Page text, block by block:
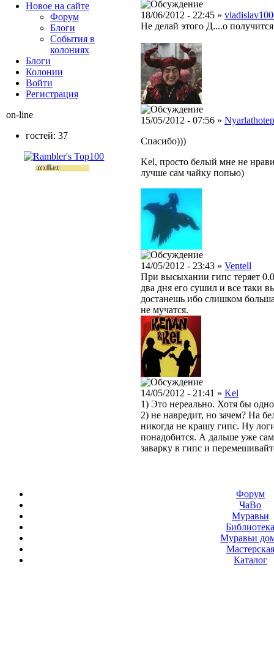
18/06/2012 - 22:45 »
Не делай этого Д....о
15/05/2012 - 07:56 » Nyarlathotep
Спасибо)))
Kel, просто белый мне не
лучше сам чайку попью)
14/05/2012 - 23:43 » Ventell
При высыхании гипс теряет
два дня его сушил и все таки
достанешь ибо слишком
не мучатся.
14/05/2012 - 21:41 » Kel
1) Это нереально. Хотя бы
2) не навредит, но зачем? На
никогда не крашу гипс. Ну
понадобится. А дальше уже
заварку в гипс и
Новое на сайте
Форум
Блоги
События в
колониях
Блоги
Колонии
Войти
Peгиcтpaция
on-line
гостей: 37
Форум
ЧаВо
Муравьи
Муравьи
Мастерская
Каталог